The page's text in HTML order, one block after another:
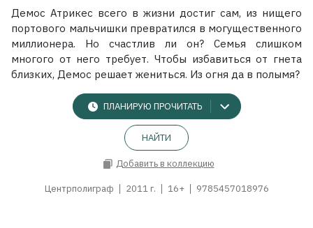
Демос Атрикес всего в жизни достиг сам, из нищего
портового мальчишки превратился в могущественного
миллионера. Но счастлив ли он? Семья слишком
многого от него требует. Чтобы избавиться от гнета
близких, Демос решает жениться. Из огня да в полымя?
ПЛАНИРУЮ ПРОЧИТАТЬ
НАЙТИ
Добавить в коллекцию
Центрполиграф 2011 г. 16+ 9785457018976